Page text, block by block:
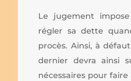
Le jugement
régler sa dette
procès. Ainsi, à
dernier devra ainsi
nécessaires pour